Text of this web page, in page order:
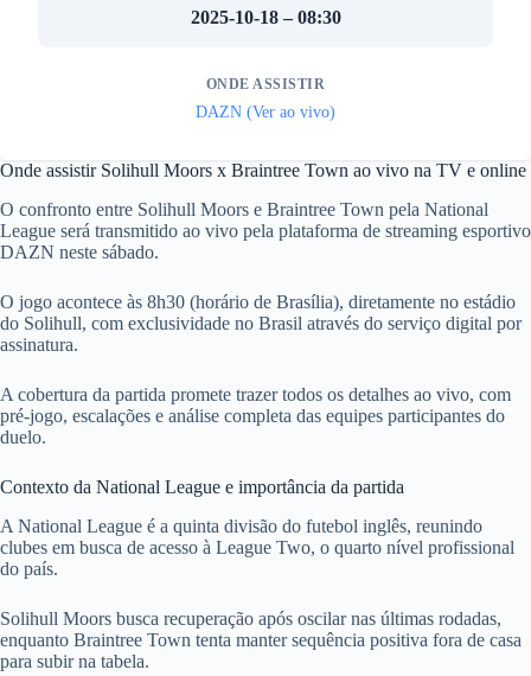
2025-10-18 – 08:30
ONDE ASSISTIR
DAZN (Ver ao vivo)
Onde assistir Solihull Moors x Braintree Town ao vivo na TV e online
O confronto entre Solihull Moors e Braintree Town pela National
League será transmitido ao vivo pela plataforma de streaming esportivo
DAZN neste sábado.
O jogo acontece às 8h30 (horário de Brasília), diretamente no estádio
do Solihull, com exclusividade no Brasil através do serviço digital por
assinatura.
A cobertura da partida promete trazer todos os detalhes ao vivo, com
pré-jogo, escalações e análise completa das equipes participantes do
duelo.
Contexto da National League e importância da partida
A National League é a quinta divisão do futebol inglês, reunindo
clubes em busca de acesso à League Two, o quarto nível profissional
do país.
Solihull Moors busca recuperação após oscilar nas últimas rodadas,
enquanto Braintree Town tenta manter sequência positiva fora de casa
para subir na tabela.